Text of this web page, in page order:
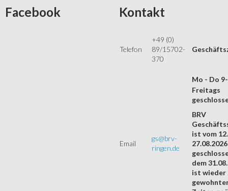
Facebook Kontakt
Telefon
+49 (0)
89/15702-
370
Mo - Do
Email
gs@brv-
ringen.de
Freitags
BRV
ist vom
27.08.2026
dem
ist wieder